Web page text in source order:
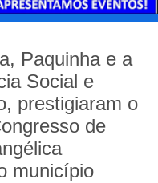
Paquinha e a
Social e
prestigiaram o
de
município